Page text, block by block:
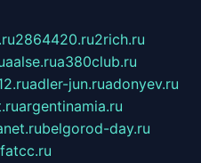
2864420.ru2rich.ru
aalse.rua380club.ru
adler-jun.ruadonyev.ru
argentinamia.ru
belgorod-day.ru